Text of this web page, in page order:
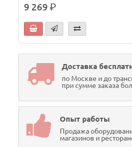
9 269р.
Доставка
по Москве и до
при сумме заказа
Опыт работы
Продажа
магазинов и